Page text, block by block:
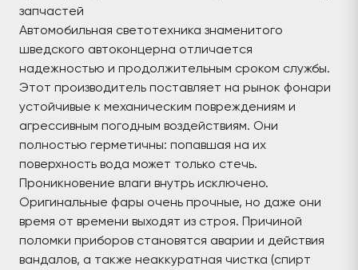
запчастей
Автомобильная светотехника знаменитого
шведского автоконцерна отличается
надежностью и продолжительным сроком службы.
Этот производитель поставляет на рынок фонари
устойчивые к механическим повреждениям и
агрессивным погодным воздействиям. Они
полностью герметичны: попавшая на их
поверхность вода может только стечь.
Проникновение влаги внутрь исключено.
Оригинальные фары очень прочные, но даже они
время от времени выходят из строя. Причиной
поломки приборов становятся аварии и действия
вандалов, а также неаккуратная чистка (спирт